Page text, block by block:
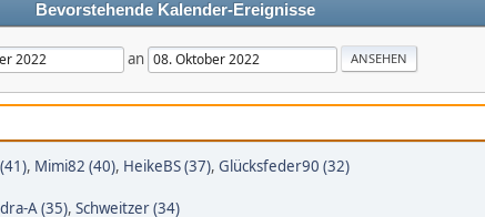
Bevorstehende Kalender-Ereignisse
an
, Mimi82 (40), HeikeBS (37), Glücksfeder90 (32)
A (35), Schweitzer (34)